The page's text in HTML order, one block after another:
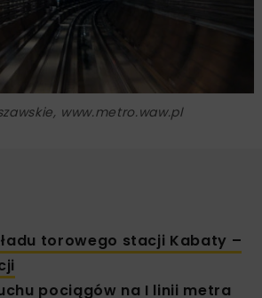
www.metro.waw.pl
torowego stacji Kabaty –
pociągów na I linii metra